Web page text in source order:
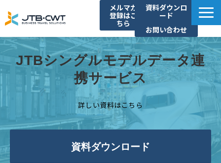
メルマガ
登録はこ
ちら
資料ダウンロ
ード
お問い合わせ
TOP
ソリューション紹介
導入事例
セミナー/イベント
コラム
よくあるご質問
JTBシングルモデルデータ連
携サービス
詳しい資料はこちら
資料ダウンロード